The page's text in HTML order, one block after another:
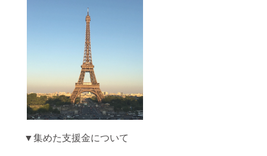
▼集めた支援金について